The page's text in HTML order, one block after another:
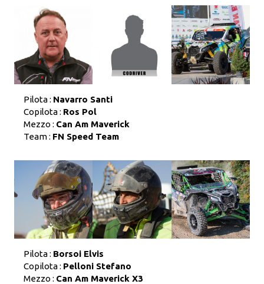
Pilota : Navarro Santi
Copilota : Ros Pol
Mezzo : Can Am Maverick
Team : FN Speed Team
Pilota : Borsoi Elvis
Copilota : Pelloni Stefano
Mezzo : Can Am Maverick X3